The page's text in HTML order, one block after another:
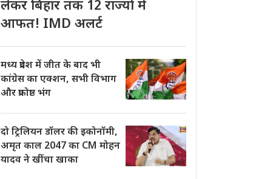
लेकर बिहार तक 12 राज्यों में
आफत! IMD अलर्ट
मध्य प्रदेश में जीत के बाद भी
कांग्रेस का एक्शन, सभी विभाग
और प्रकोष्ठ भंग
दो ट्रिलियन डॉलर की इकोनॉमी,
अमृत काल 2047 का CM मोहन
यादव ने खींचा खाका